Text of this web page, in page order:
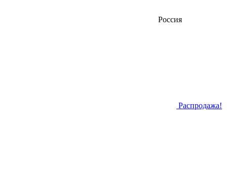
Россия
Распродажа!